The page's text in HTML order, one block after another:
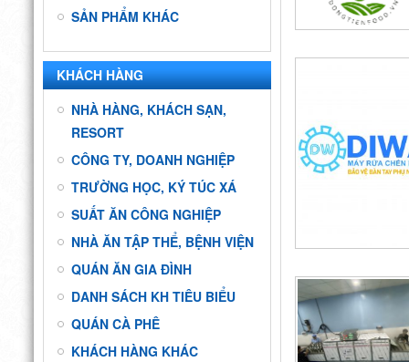
SẢN PHẨM KHÁC
KHÁCH HÀNG
NHÀ HÀNG, KHÁCH SẠN,
RESORT
CÔNG TY, DOANH NGHIỆP
TRƯỜNG HỌC, KÝ TÚC XÁ
SUẤT ĂN CÔNG NGHIỆP
NHÀ ĂN TẬP THỂ, BỆNH VIỆN
QUÁN ĂN GIA ĐÌNH
DANH SÁCH KH TIÊU BIỂU
QUÁN CÀ PHÊ
KHÁCH HÀNG KHÁC